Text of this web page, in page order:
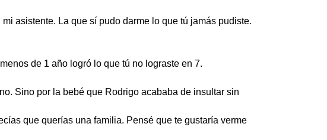
asistente. La que sí pudo darme lo que tú jamás pudiste.
de 1 año logró lo que tú no lograste en 7.
Sino por la bebé que Rodrigo acababa de insultar sin
que querías una familia. Pensé que te gustaría verme